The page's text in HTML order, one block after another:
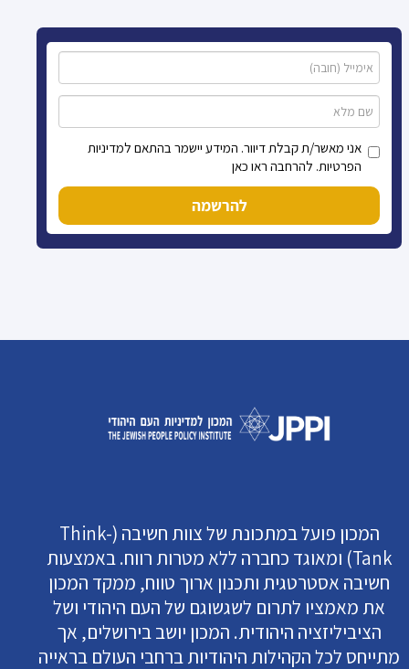
אני מאשר/ת קבלת דיוור. המידע יישמר בהתאם למדיניות
הפרטיות. להרחבה ראו כאן
להרשמה
המכון פועל במתכונת של צוות חשיבה (Think-
Tank) ומאוגד כחברה ללא מטרות רווח. באמצעות
חשיבה אסטרטגית ותכנון ארוך טווח, ממקד המכון
את מאמציו לתרום לשגשוגם של העם היהודי ושל
הציביליזציה היהודית. המכון יושב בירושלים, אך
מתייחס לכל הקהילות היהודיות ברחבי העולם בראייה